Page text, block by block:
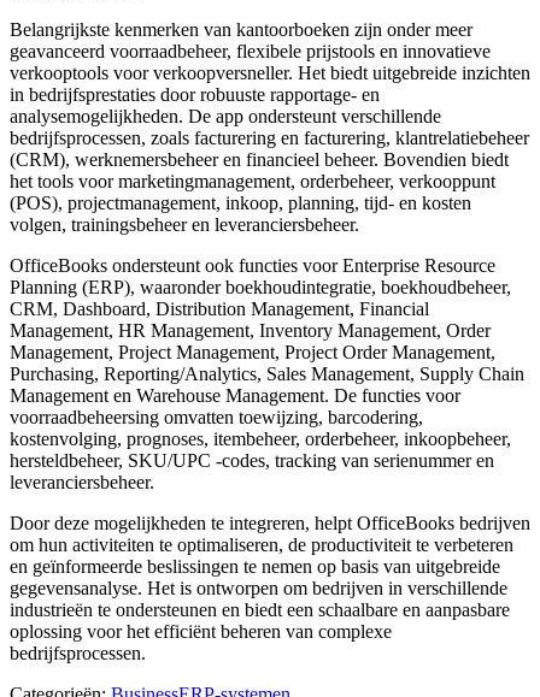
Belangrijkste kenmerken van kantoorboeken zijn onder meer
geavanceerd voorraadbeheer, flexibele prijstools en innovatieve
verkooptools voor verkoopversneller. Het biedt uitgebreide inzichten
in bedrijfsprestaties door robuuste rapportage- en
analysemogelijkheden. De app ondersteunt verschillende
bedrijfsprocessen, zoals facturering en facturering, klantrelatiebeheer
(CRM), werknemersbeheer en financieel beheer. Bovendien biedt
het tools voor marketingmanagement, orderbeheer, verkooppunt
(POS), projectmanagement, inkoop, planning, tijd- en kosten
volgen, trainingsbeheer en leveranciersbeheer.
OfficeBooks ondersteunt ook functies voor Enterprise Resource
Planning (ERP), waaronder boekhoudintegratie, boekhoudbeheer,
CRM, Dashboard, Distribution Management, Financial
Management, HR Management, Inventory Management, Order
Management, Project Management, Project Order Management,
Purchasing, Reporting/Analytics, Sales Management, Supply Chain
Management en Warehouse Management. De functies voor
voorraadbeheersing omvatten toewijzing, barcodering,
kostenvolging, prognoses, itembeheer, orderbeheer, inkoopbeheer,
hersteldbeheer, SKU/UPC -codes, tracking van serienummer en
leveranciersbeheer.
Door deze mogelijkheden te integreren, helpt OfficeBooks bedrijven
om hun activiteiten te optimaliseren, de productiviteit te verbeteren
en geïnformeerde beslissingen te nemen op basis van uitgebreide
gegevensanalyse. Het is ontworpen om bedrijven in verschillende
industrieën te ondersteunen en biedt een schaalbare en aanpasbare
oplossing voor het efficiënt beheren van complexe
bedrijfsprocessen.